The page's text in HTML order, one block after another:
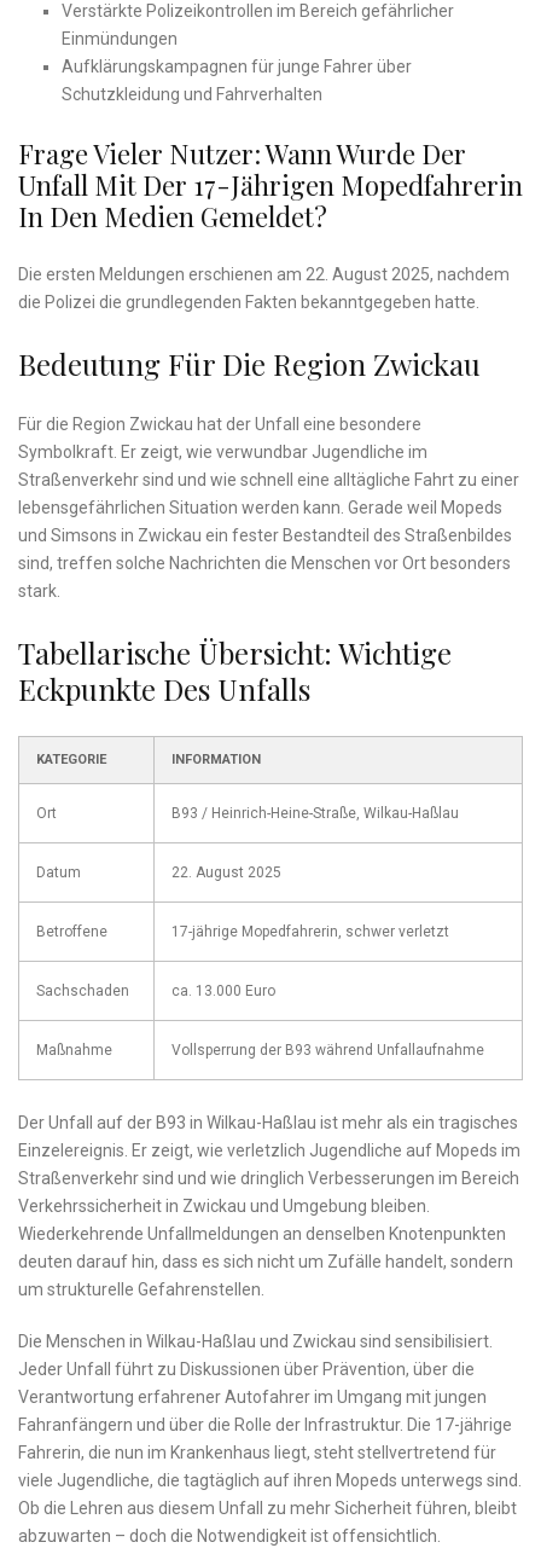
Verstärkte Polizeikontrollen im Bereich gefährlicher
Einmündungen
Aufklärungskampagnen für junge Fahrer über
Schutzkleidung und Fahrverhalten
Frage Vieler Nutzer: Wann Wurde Der
Unfall Mit Der 17-Jährigen Mopedfahrerin
In Den Medien Gemeldet?
Die ersten Meldungen erschienen am 22. August 2025, nachdem
die Polizei die grundlegenden Fakten bekanntgegeben hatte.
Bedeutung Für Die Region Zwickau
Für die Region Zwickau hat der Unfall eine besondere
Symbolkraft. Er zeigt, wie verwundbar Jugendliche im
Straßenverkehr sind und wie schnell eine alltägliche Fahrt zu einer
lebensgefährlichen Situation werden kann. Gerade weil Mopeds
und Simsons in Zwickau ein fester Bestandteil des Straßenbildes
sind, treffen solche Nachrichten die Menschen vor Ort besonders
stark.
Tabellarische Übersicht: Wichtige
Eckpunkte Des Unfalls
KATEGORIE INFORMATION
Ort B93 / Heinrich-Heine-Straße, Wilkau-Haßlau
Datum 22. August 2025
Betroffene 17-jährige Mopedfahrerin, schwer verletzt
Sachschaden ca. 13.000 Euro
Maßnahme Vollsperrung der B93 während Unfallaufnahme
Der Unfall auf der B93 in Wilkau-Haßlau ist mehr als ein tragisches
Einzelereignis. Er zeigt, wie verletzlich Jugendliche auf Mopeds im
Straßenverkehr sind und wie dringlich Verbesserungen im Bereich
Verkehrssicherheit in Zwickau und Umgebung bleiben.
Wiederkehrende Unfallmeldungen an denselben Knotenpunkten
deuten darauf hin, dass es sich nicht um Zufälle handelt, sondern
um strukturelle Gefahrenstellen.
Die Menschen in Wilkau-Haßlau und Zwickau sind sensibilisiert.
Jeder Unfall führt zu Diskussionen über Prävention, über die
Verantwortung erfahrener Autofahrer im Umgang mit jungen
Fahranfängern und über die Rolle der Infrastruktur. Die 17-jährige
Fahrerin, die nun im Krankenhaus liegt, steht stellvertretend für
viele Jugendliche, die tagtäglich auf ihren Mopeds unterwegs sind.
Ob die Lehren aus diesem Unfall zu mehr Sicherheit führen, bleibt
abzuwarten – doch die Notwendigkeit ist offensichtlich.